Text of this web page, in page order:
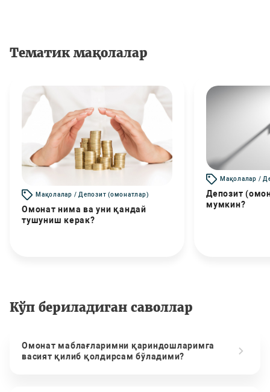
Тематик мақолалар
Мақолалар / Депозит (омонатлар)
Омонат нима ва уни қандай
тушуниш керак?
Мақолалар /
Депозит
мумкин?
Кўп бериладиган саволлар
Омонат маблағларимни қариндошларимга
васият қилиб қолдирсам бўладими?